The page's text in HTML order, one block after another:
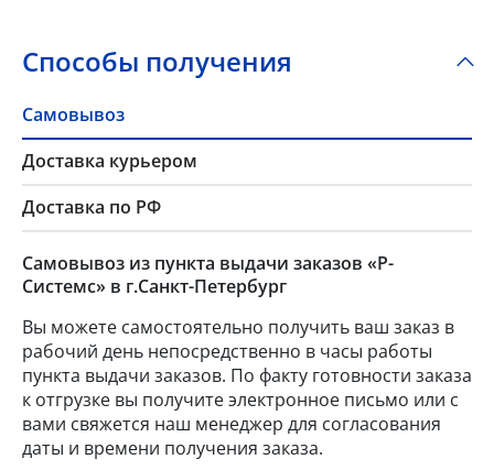
Способы получения
Самовывоз
Доставка курьером
Доставка по РФ
Самовывоз из пункта выдачи заказов «Р-
Системс» в г.Санкт-Петербург
Вы можете самостоятельно получить ваш заказ в
рабочий день непосредственно в часы работы
пункта выдачи заказов. По факту готовности заказа
к отгрузке вы получите электронное письмо или с
вами свяжется наш менеджер для согласования
даты и времени получения заказа.